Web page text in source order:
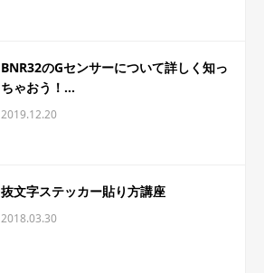
BNR32のGセンサーについて詳しく知っ
ちゃおう！...
2019.12.20
抜文字ステッカー貼り方講座
2018.03.30